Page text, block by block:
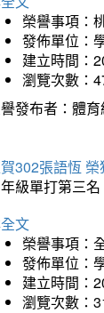
榮譽事項：
發佈單位：
建立時間：
瀏覽次數：
發布者：體育
302張語恆
級單打第三
文
榮譽事項：
發佈單位：
建立時間：
瀏覽次數：